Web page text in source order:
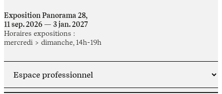
Exposition Panorama 28,
11 sep. 2026 — 3 jan. 2027
Horaires expositions :
mercredi > dimanche, 14h-19h